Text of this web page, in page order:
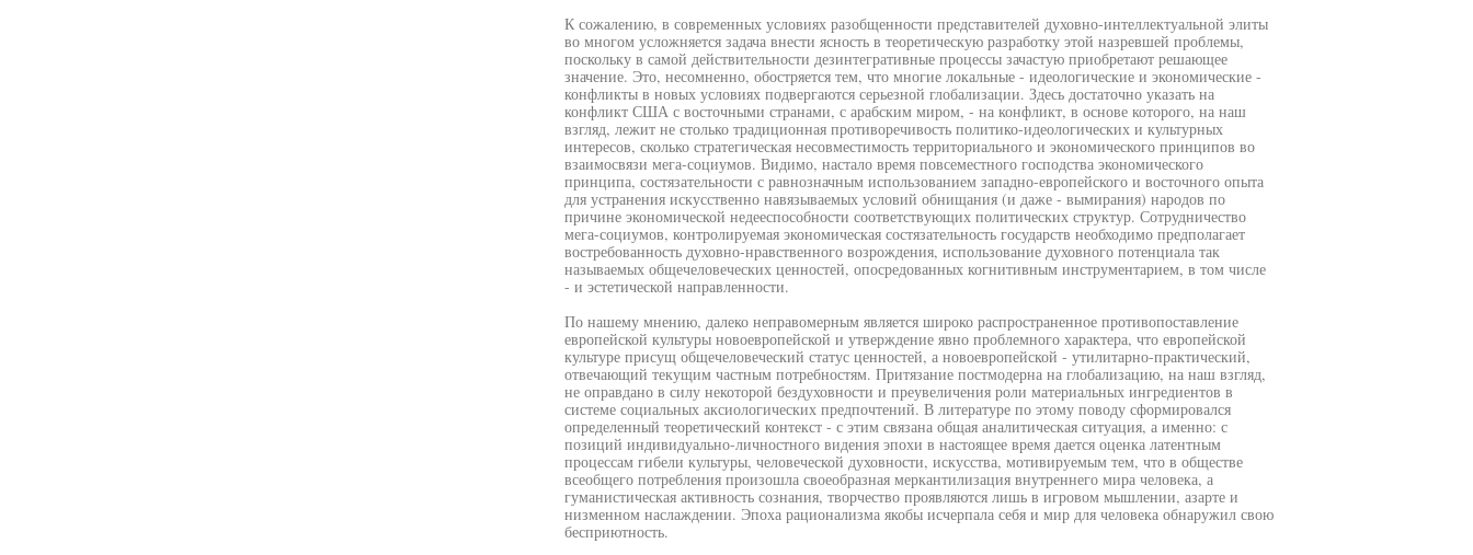
К сожалению, в современных условиях разобщенности представителей духовно-интеллектуальной элиты
во многом усложняется задача внести ясность в теоретическую разработку этой назревшей проблемы,
поскольку в самой действительности дезинтегративные процессы зачастую приобретают решающее
значение. Это, несомненно, обостряется тем, что многие локальные - идеологические и экономические -
конфликты в новых условиях подвергаются серьезной глобализации. Здесь достаточно указать на
конфликт США с восточными странами, с арабским миром, - на конфликт, в основе которого, на наш
взгляд, лежит не столько традиционная противоречивость политико-идеологических и культурных
интересов, сколько стратегическая несовместимость территориального и экономического принципов во
взаимосвязи мега-социумов. Видимо, настало время повсеместного господства экономического
принципа, состязательности с равнозначным использованием западно-европейского и восточного опыта
для устранения искусственно навязываемых условий обнищания (и даже - вымирания) народов по
причине экономической недееспособности соответствующих политических структур. Сотрудничество
мега-социумов, контролируемая экономическая состязательность государств необходимо предполагает
востребованность духовно-нравственного возрождения, использование духовного потенциала так
называемых общечеловеческих ценностей, опосредованных когнитивным инструментарием, в том числе
- и эстетической направленности.
По нашему мнению, далеко неправомерным является широко распространенное противопоставление
европейской культуры новоевропейской и утверждение явно проблемного характера, что европейской
культуре присущ общечеловеческий статус ценностей, а новоевропейской - утилитарно-практический,
отвечающий текущим частным потребностям. Притязание постмодерна на глобализацию, на наш взгляд,
не оправдано в силу некоторой бездуховности и преувеличения роли материальных ингредиентов в
системе социальных аксиологических предпочтений. В литературе по этому поводу сформировался
определенный теоретический контекст - с этим связана общая аналитическая ситуация, а именно: с
позиций индивидуально-личностного видения эпохи в настоящее время дается оценка латентным
процессам гибели культуры, человеческой духовности, искусства, мотивируемым тем, что в обществе
всеобщего потребления произошла своеобразная меркантилизация внутреннего мира человека, а
гуманистическая активность сознания, творчество проявляются лишь в игровом мышлении, азарте и
низменном наслаждении. Эпоха рационализма якобы исчерпала себя и мир для человека обнаружил свою
бесприютность.